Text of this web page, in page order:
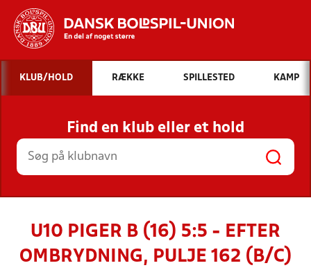
Hvad vil du søge efter?
INDHOLD OG NYHEDER
STILLINGER, RESULTATER, KLUBBER OG
HOLD
KLUB/HOLD RÆKKE SPILLESTED KAMP
Find en klub eller et hold
U10 PIGER B (16) 5:5 - EFTER
OMBRYDNING, PULJE 162 (B/C)